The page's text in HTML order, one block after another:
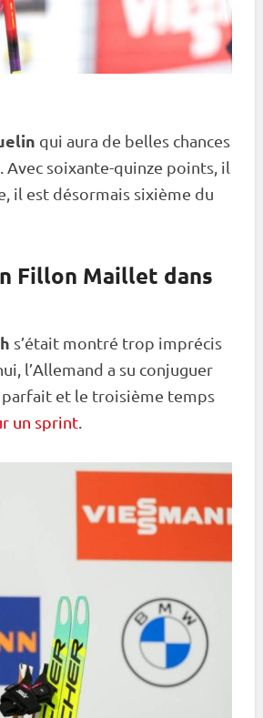
qui aura de belles chances
soixante-quinze points, il
il est désormais sixième du
Fillon Maillet dans
s’était montré trop imprécis
l’Allemand a su conjuguer
parfait et le troisième temps
un sprint